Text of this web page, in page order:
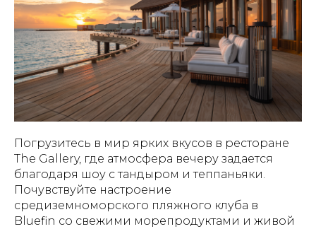
Погрузитесь в мир ярких вкусов в ресторане
The Gallery, где атмосфера вечеру задается
благодаря шоу с тандыром и теппаньяки.
Почувствуйте настроение
средиземноморского пляжного клуба в
Bluefin со свежими морепродуктами и живой